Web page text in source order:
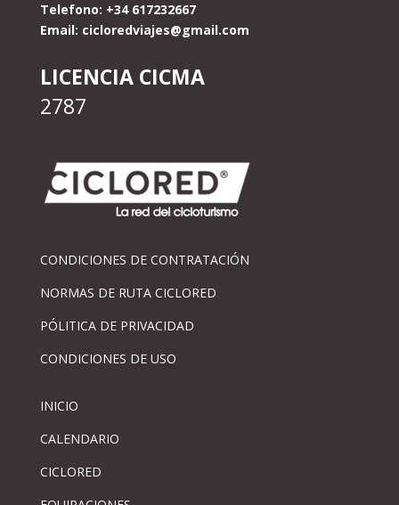
Telefono: +34 617232667
Email: cicloredviajes@gmail.com
LICENCIA CICMA
2787
CONDICIONES DE CONTRATACIÓN
NORMAS DE RUTA CICLORED
PÓLITICA DE PRIVACIDAD
CONDICIONES DE USO
INICIO
CALENDARIO
CICLORED